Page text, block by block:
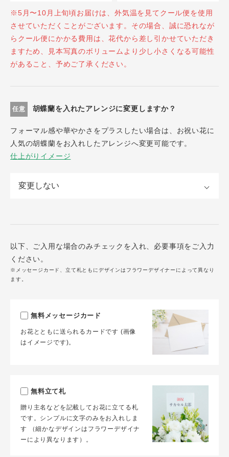
※5月〜10月上旬頃お届けは、外気温を見てクール便を使用
させていただくことがございます。その場合、誠に恐れなが
らクール便にかかる費用は、花代から差し引かせていただき
ますため、見本写真のボリュームより少し小さくなる可能性
があること、予めご了承ください。
任意 胡蝶蘭を入れたアレンジに変更しますか？
フォーマル感や華やかさをプラスしたい場合は、お祝い花に
人気の胡蝶蘭をお入れしたアレンジへ変更可能です。
仕上がりイメージ
以下、ご入用な場合のみチェックを入れ、必要事項をご入力
ください。
※メッセージカード、立て札ともにデザインはフラワーデザイナーによって異なり
ます。
無料メッセージカード
お花とともに送られるカードです (画像
はイメージです)。
無料立て札
贈り主名などを記載してお花に立てる札
です。シンプルに文字のみをお入れしま
す （細かなデザインはフラワーデザイナ
ーにより異なります）。